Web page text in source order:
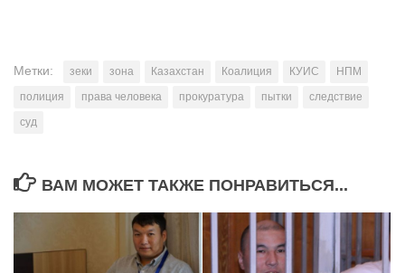
Метки: зеки зона Казахстан Коалиция КУИС
НПМ
полиция
права человека прокуратура пытки
следствие
суд
ВАМ МОЖЕТ ТАКЖЕ ПОНРАВИТЬСЯ...